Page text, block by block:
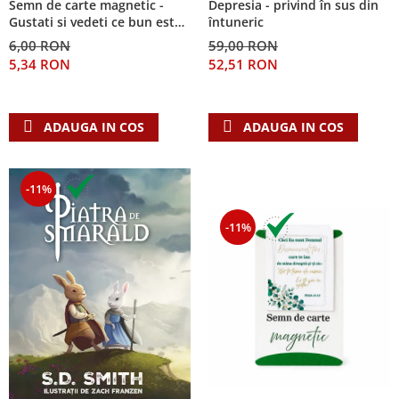
Despre afaceri
Dezvoltare personala
Leadership
Mediu
Semn de carte magnetic -
Gustati si vedeti ce bun este
Domnul!
6,00 RON
5,34 RON
ADAUGA IN COS
Depresia - privind în sus din
întuneric
59,00 RON
52,51 RON
ADAUGA IN COS
-11%
-11%